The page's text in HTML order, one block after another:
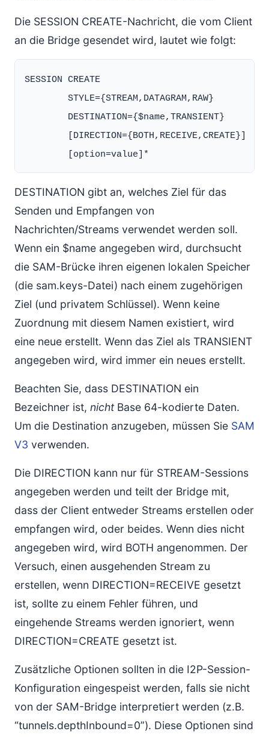
Die SESSION CREATE-Nachricht, die vom Client
an die Bridge gesendet wird, lautet wie folgt:
SESSION CREATE
        STYLE={STREAM,DATAGRAM,RAW}
        DESTINATION={$name,TRANSIENT}
        [DIRECTION={BOTH,RECEIVE,CREATE}]
DESTINATION gibt an, welches Ziel für das
Senden und Empfangen von
Nachrichten/Streams verwendet werden soll.
Wenn ein $name angegeben wird, durchsucht
die SAM-Brücke ihren eigenen lokalen Speicher
(die sam.keys-Datei) nach einem zugehörigen
Ziel (und privatem Schlüssel). Wenn keine
Zuordnung mit diesem Namen existiert, wird
eine neue erstellt. Wenn das Ziel als TRANSIENT
angegeben wird, wird immer ein neues erstellt.
Beachten Sie, dass DESTINATION ein
Bezeichner ist, nichtBase 64-kodierte Daten.
Um die Destination anzugeben, müssen Sie SAM
V3 verwenden.
Die DIRECTION kann nur für STREAM-Sessions
angegeben werden und teilt der Bridge mit,
dass der Client entweder Streams erstellen oder
empfangen wird, oder beides. Wenn dies nicht
angegeben wird, wird BOTH angenommen. Der
Versuch, einen ausgehenden Stream zu
erstellen, wenn DIRECTION=RECEIVE gesetzt
ist, sollte zu einem Fehler führen, und
eingehende Streams werden ignoriert, wenn
DIRECTION=CREATE gesetzt ist.
Zusätzliche Optionen sollten in die I2P-Session-
Konfiguration eingespeist werden, falls sie nicht
von der SAM-Bridge interpretiert werden (z.B.
“tunnels.depthInbound=0”). Diese Optionen sind